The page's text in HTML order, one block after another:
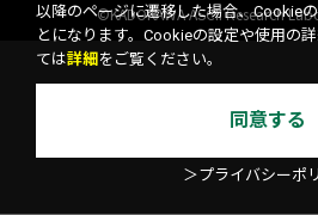
©KADOKAWA ASCII Research
以降のページに遷移した場合、Cookie
とになります。Cookieの設定や使用の
ては詳細 をご覧ください。
同意する
＞プライバシーポ